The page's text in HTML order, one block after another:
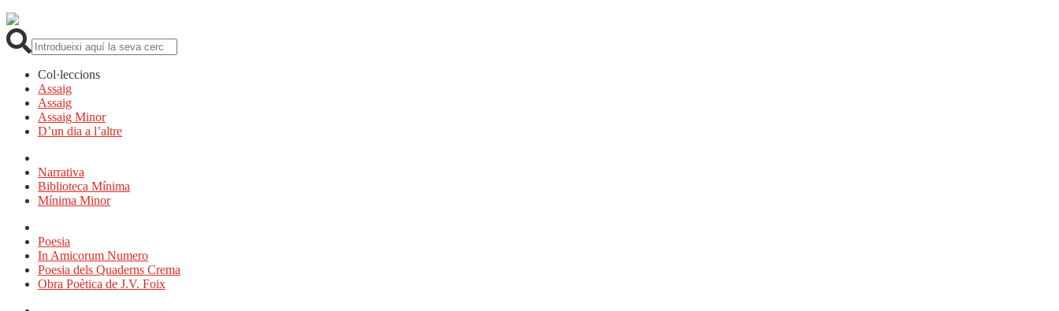
Col·leccions
Assaig
Assaig
Assaig Minor
D’un dia a l’altre
Narrativa
Biblioteca Mínima
Mínima Minor
Poesia
In Amicorum Numero
Poesia dels Quaderns Crema
Obra Poètica de J.V. Foix